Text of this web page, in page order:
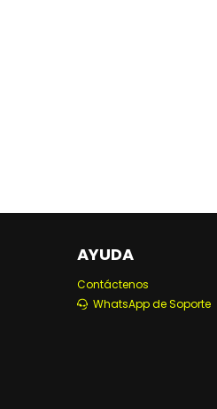
AYUDA
Contáctenos
WhatsApp de Soporte